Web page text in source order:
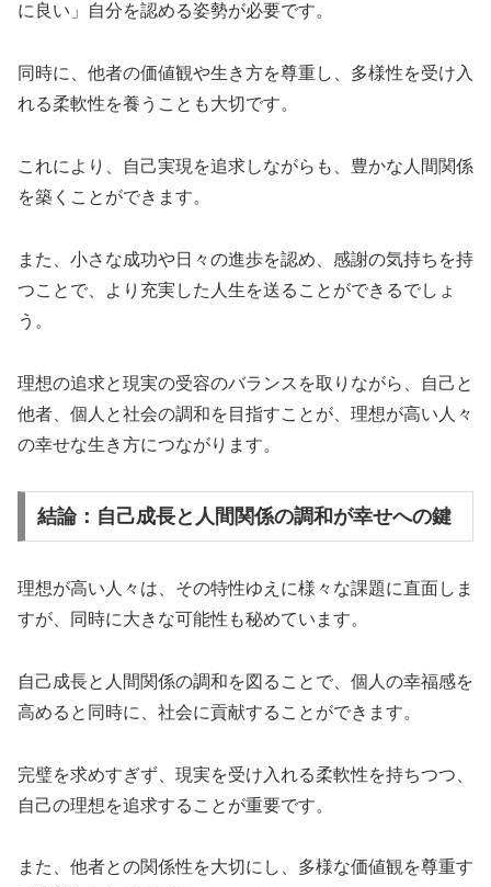
に良い」自分を認める姿勢が必要です。
同時に、他者の価値観や生き方を尊重し、多様性を受け入
れる柔軟性を養うことも大切です。
これにより、自己実現を追求しながらも、豊かな人間関係
を築くことができます。
また、小さな成功や日々の進歩を認め、感謝の気持ちを持
つことで、より充実した人生を送ることができるでしょ
う。
理想の追求と現実の受容のバランスを取りながら、自己と
他者、個人と社会の調和を目指すことが、理想が高い人々
の幸せな生き方につながります。
結論：自己成長と人間関係の調和が幸せへの鍵
理想が高い人々は、その特性ゆえに様々な課題に直面しま
すが、同時に大きな可能性も秘めています。
自己成長と人間関係の調和を図ることで、個人の幸福感を
高めると同時に、社会に貢献することができます。
完璧を求めすぎず、現実を受け入れる柔軟性を持ちつつ、
自己の理想を追求することが重要です。
また、他者との関係性を大切にし、多様な価値観を尊重す